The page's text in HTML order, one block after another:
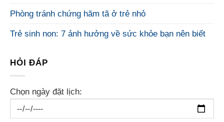
Phòng tránh chứng hăm tã ở trẻ nhỏ
Trẻ sinh non: 7 ảnh hưởng về sức khỏe bạn nên biết
HỎI ĐÁP
Chọn ngày đặt lịch: